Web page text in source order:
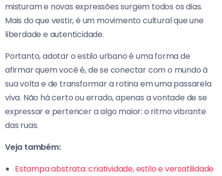
misturam e novas expressões surgem todos os dias.
Mais do que vestir, é um movimento cultural que une
liberdade e autenticidade.
Portanto, adotar o estilo urbano é uma forma de
afirmar quem você é, de se conectar com o mundo à
sua volta e de transformar a rotina em uma passarela
viva. Não há certo ou errado, apenas a vontade de se
expressar e pertencer a algo maior: o ritmo vibrante
das ruas.
Veja também:
Estampa abstrata: criatividade, estilo e versatilidade